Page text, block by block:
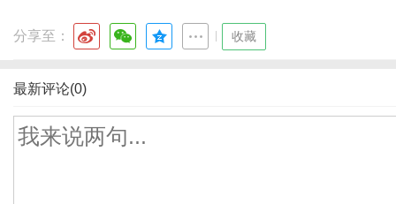
分享至： 收藏
最新评论(0)